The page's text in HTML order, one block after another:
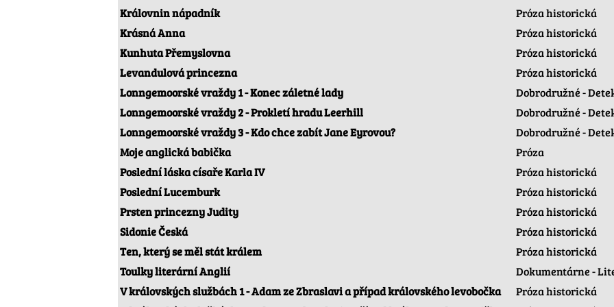
Královnin nápadník
Próza historická
Krásná Anna
Próza historická
Kunhuta Přemyslovna
Próza historická
Levandulová princezna
Próza historická
Lonngemoorské vraždy 1 - Konec záletné lady
Dobrodružné -
Lonngemoorské vraždy 2 - Prokletí hradu Leerhill
Dobrodružné -
Lonngemoorské vraždy 3 - Kdo chce zabít Jane Eyrovou?
Dobrodružné -
Moje anglická babička
Próza
Poslední láska císaře Karla IV
Próza historická
Poslední Lucemburk
Próza historická
Prsten princezny Judity
Próza historická
Sidonie Česká
Próza historická
Ten, který se měl stát králem
Próza historická
Toulky literární Anglií
Dokumentárne -
V královských službách 1 - Adam ze Zbraslavi a případ královského levobočka
Próza historická